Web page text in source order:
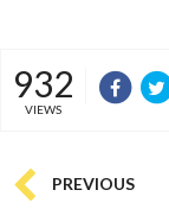
932
VIEWS
PREVIOUS